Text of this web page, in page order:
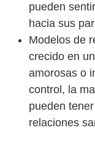
pueden
hacia sus
Modelos de
crecido en
amorosas o
control, la
pueden
relaciones